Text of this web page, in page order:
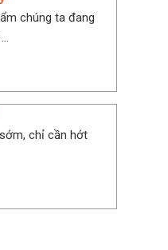
chúng ta đang
chỉ cần hớt